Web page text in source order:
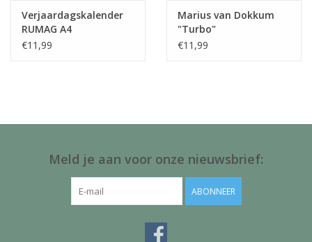
Verjaardagskalender
RUMAG A4
€11,99
Marius van Dokkum
"Turbo"
Verjaardagskalender
€11,99
Meld je aan voor onze nieuwsbrief:
ABONNEER